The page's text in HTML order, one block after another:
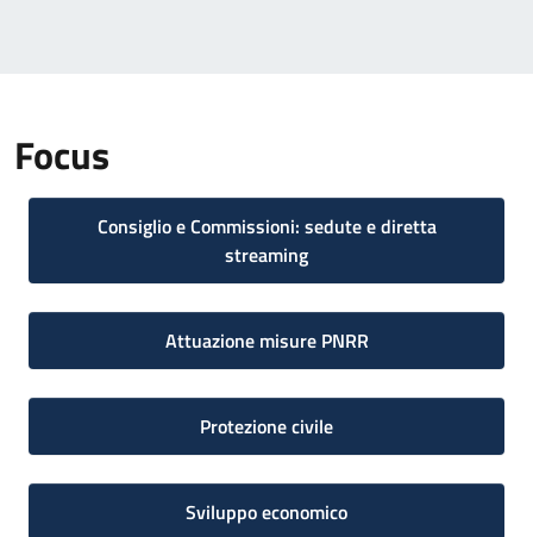
Focus
Consiglio e Commissioni: sedute e diretta
streaming
Attuazione misure PNRR
Protezione civile
Sviluppo economico